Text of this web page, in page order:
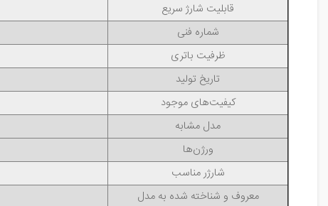
قابلیت شارژ سریع
شماره فنی
ظرفیت باتری
تاریخ تولید
کیفیت‌های موجود
مدل مشابه
ورژن‌ها
شارژر مناسب
معروف و شناخته شده به مدل